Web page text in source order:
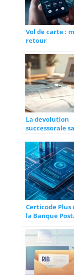
Vol de carte :
retour
faire
une carte
bancaire
Boursorama
La devolution
successorale
ca marche pour
recuperer
des comptes
bancaires?
Certicode Plus
la Banque
ce service
n forte en 2023